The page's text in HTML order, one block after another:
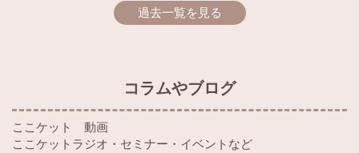
過去一覧を見る
コラムやブログ
ここケット 動画
ここケットラジオ・セミナー・イベントなど